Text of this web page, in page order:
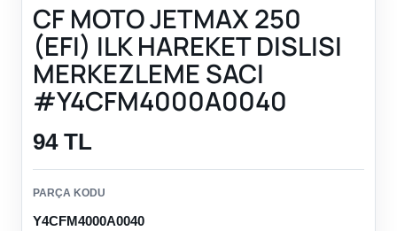
CF MOTO JETMAX 250
(EFI) ILK HAREKET DISLISI
MERKEZLEME SACI
#Y4CFM4000A0040
94 TL
PARÇA KODU
Y4CFM4000A0040